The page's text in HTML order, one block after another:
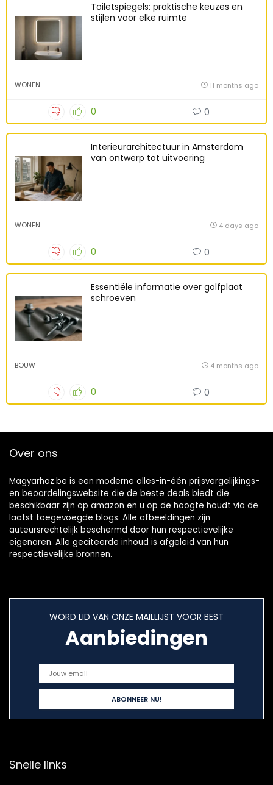
Toiletspiegels: praktische keuzes en
stijlen voor elke ruimte
WONEN 11 months ago
0 0
Interieurarchitectuur in Amsterdam
van ontwerp tot uitvoering
WONEN 4 days ago
0 0
Essentiële informatie over golfplaat
schroeven
BOUW 4 months ago
0 0
Over ons
Magyarhaz.be is een moderne alles-in-één prijsvergelijkings-
en beoordelingswebsite die de beste deals biedt die
beschikbaar zijn op amazon en u op de hoogte houdt via de
laatst toegevoegde blogs. Alle afbeeldingen zijn
auteursrechtelijk beschermd door hun respectievelijke
eigenaren. Alle geciteerde inhoud is afgeleid van hun
respectievelijke bronnen.
WORD LID VAN ONZE MAILLIJST VOOR BEST
Aanbiedingen
Snelle links